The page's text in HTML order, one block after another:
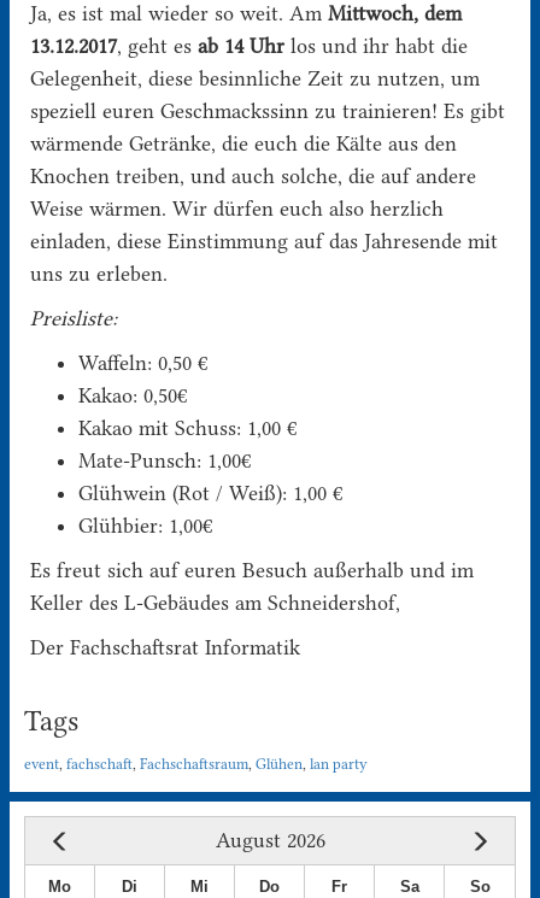
Ja, es ist mal wieder so weit. Am Mittwoch, dem
13.12.2017, geht es ab 14 Uhr los und ihr habt die
Gelegenheit, diese besinnliche Zeit zu nutzen, um
speziell euren Geschmackssinn zu trainieren! Es gibt
wärmende Getränke, die euch die Kälte aus den
Knochen treiben, und auch solche, die auf andere
Weise wärmen. Wir dürfen euch also herzlich
einladen, diese Einstimmung auf das Jahresende mit
uns zu erleben.
Preisliste:
Waffeln: 0,50 €
Kakao: 0,50€
Kakao mit Schuss: 1,00 €
Mate-Punsch: 1,00€
Glühwein (Rot / Weiß): 1,00 €
Glühbier: 1,00€
Es freut sich auf euren Besuch außerhalb und im
Keller des L-Gebäudes am Schneidershof,
Der Fachschaftsrat Informatik
Tags
event, fachschaft, Fachschaftsraum, Glühen, lan party
August 2026
Mo Di Mi Do Fr Sa So